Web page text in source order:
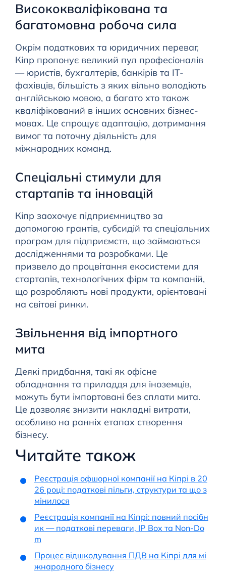
Висококваліфікована та
багатомовна робоча сила
Окрім податкових та юридичних переваг,
Кіпр пропонує великий пул професіоналів
— юристів, бухгалтерів, банкірів та ІТ-
фахівців, більшість з яких вільно володіють
англійською мовою, а багато хто також
кваліфікований в інших основних бізнес-
мовах. Це спрощує адаптацію, дотримання
вимог та поточну діяльність для
міжнародних команд.
Спеціальні стимули для
стартапів та інновацій
Кіпр заохочує підприємництво за
допомогою грантів, субсидій та спеціальних
програм для підприємств, що займаються
дослідженнями та розробками. Це
призвело до процвітання екосистеми для
стартапів, технологічних фірм та компаній,
що розробляють нові продукти, орієнтовані
на світові ринки.
Звільнення від імпортного
мита
Деякі придбання, такі як офісне
обладнання та приладдя для іноземців,
можуть бути імпортовані без сплати мита.
Це дозволяє знизити накладні витрати,
особливо на ранніх етапах створення
бізнесу.
Читайте також
Реєстрація офшорної компанії на Кіпрі в 20
26 році: податкові пільги, структури та що з
мінилося
Реєстрація компанії на Кіпрі: повний посібн
ик — податкові переваги, IP Box та Non-Do
m
Процес відшкодування ПДВ на Кіпрі для мі
жнародного бізнесу